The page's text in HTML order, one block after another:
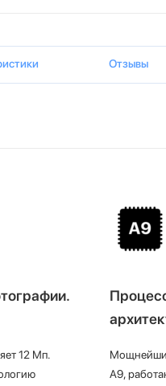
Отзывы
12 Мп.
A9,